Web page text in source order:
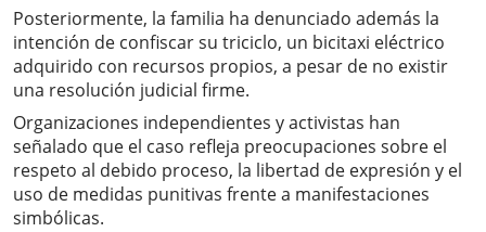
Posteriormente, la familia ha denunciado además la
intención de confiscar su triciclo, un bicitaxi eléctrico
adquirido con recursos propios, a pesar de no existir
una resolución judicial firme.
Organizaciones independientes y activistas han
señalado que el caso refleja preocupaciones sobre el
respeto al debido proceso, la libertad de expresión y el
uso de medidas punitivas frente a manifestaciones
simbólicas.